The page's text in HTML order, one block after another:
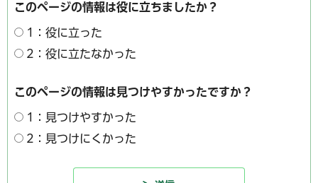
このページの情報は役に立ちましたか？
1：役に立った
2：役に立たなかった
このページの情報は見つけやすかったですか？
1：見つけやすかった
2：見つけにくかった